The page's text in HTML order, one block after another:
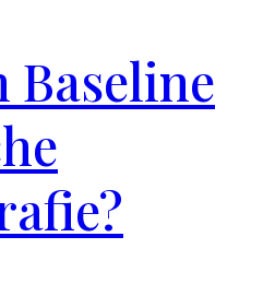
Baseline